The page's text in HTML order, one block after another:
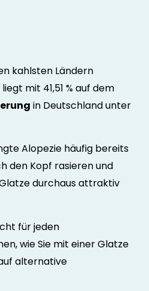
kahlsten Ländern
mit 41,51 % auf dem
in Deutschland unter
Alopezie häufig bereits
den Kopf rasieren und
durchaus attraktiv
für jeden
wie Sie mit einer Glatze
alternative